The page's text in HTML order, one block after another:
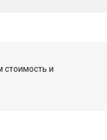
стоимость и